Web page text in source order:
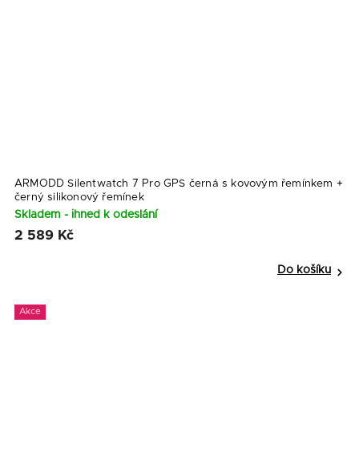
ARMODD Silentwatch 7 Pro GPS černá s kovovým řemínkem +
černý silikonový řemínek
Skladem - ihned k odeslání
2 589 Kč
Do košíku
Akce